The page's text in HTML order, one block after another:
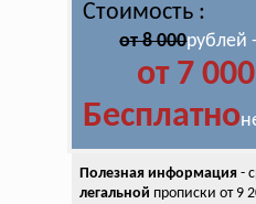
Стоимость :
от 8 000рублей
от 7 000
Бесплатно
Полезная информация -
легальной прописки от 9